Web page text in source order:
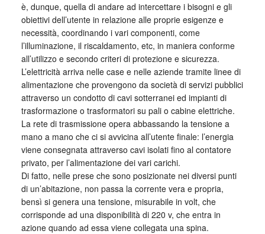
è, dunque, quella di andare ad intercettare i bisogni e gli
obiettivi dell’utente in relazione alle proprie esigenze e
necessità, coordinando i vari componenti, come
l’illuminazione, il riscaldamento, etc, in maniera conforme
all’utilizzo e secondo criteri di protezione e sicurezza.
L’elettricità arriva nelle case e nelle aziende tramite linee di
alimentazione che provengono da società di servizi pubblici
attraverso un condotto di cavi sotterranei ed impianti di
trasformazione o trasformatori su pali o cabine elettriche.
La rete di trasmissione opera abbassando la tensione a
mano a mano che ci si avvicina all’utente finale: l’energia
viene consegnata attraverso cavi isolati fino al contatore
privato, per l’alimentazione dei vari carichi.
Di fatto, nelle prese che sono posizionate nei diversi punti
di un’abitazione, non passa la corrente vera e propria,
bensì si genera una tensione, misurabile in volt, che
corrisponde ad una disponibilità di 220 v, che entra in
azione quando ad essa viene collegata una spina.